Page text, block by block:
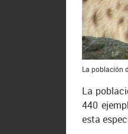
La población
La
440
esta